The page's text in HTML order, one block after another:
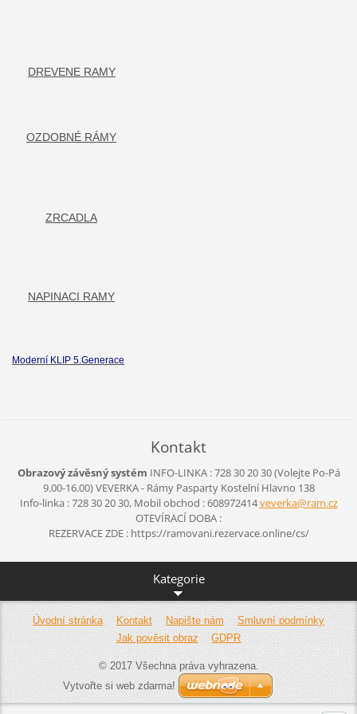
DŘEVĚNÉ RÁMY
OZDOBNÉ RÁMY
ZRCADLA
NAPÍNACÍ RÁMY
Moderní KLIP 5.Generace
Kontakt
Obrazový závěsný systém INFO-LINKA : 728 30 20 30 (Volejte Po-Pá
9.00-16.00)VEVERKA - Rámy PaspartyKostelní Hlavno 138
Info-linka : 728 30 20 30, Mobil obchod : 608972414veverka@ram.cz
OTEVÍRACÍ DOBA :
REZERVACE ZDE : https://ramovani.rezervace.online/cs/
Kategorie
Úvodní stránka Kontakt Napište nám
Smluvní podmínky
Jak pověsit obraz
GDPR
© 2017 Všechna práva vyhrazena.
Vytvořte si web zdarma!